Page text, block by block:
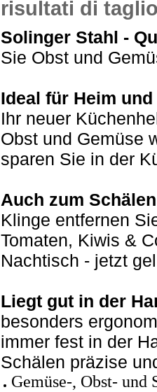
risultati di
Solinger Stahl -
Sie Obst und
Ideal für Heim
Ihr neuer
Obst und Gemüse
sparen Sie in der
Auch zum
Klinge entfernen
Tomaten, Kiwis &
Nachtisch - jetzt
Liegt gut in der
besonders
immer fest in der
Schälen präzise
Gemüse-, Obst- und